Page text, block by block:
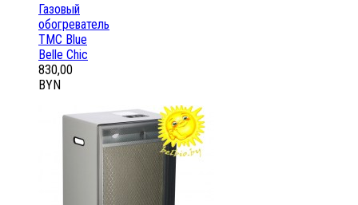
Газовый
обогреватель
ТМС Blue
Belle Chic
830,00
BYN